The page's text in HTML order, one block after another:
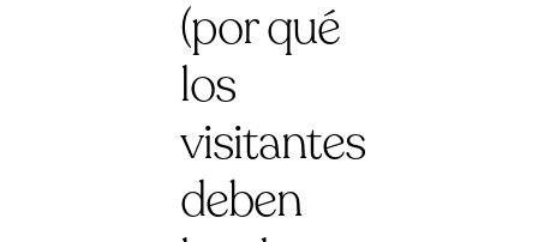
(por qué
los
visitantes
deben